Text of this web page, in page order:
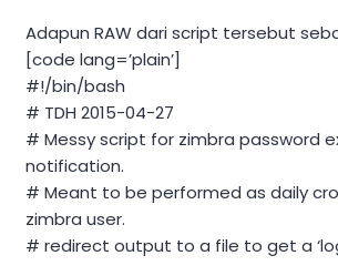
Adapun RAW dari script tersebut
[code lang=’plain’]
#!/bin/bash
# TDH 2015-04-27
# Messy script for zimbra password
notification.
# Meant to be performed as daily
zimbra user.
# redirect output to a file to get a